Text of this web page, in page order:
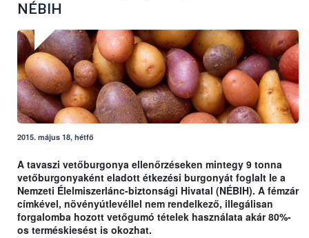
NÉBIH
2015. május 18, hétfő
A tavaszi vetőburgonya ellenőrzéseken mintegy 9 tonna
vetőburgonyaként eladott étkezési burgonyát foglalt le a
Nemzeti Élelmiszerlánc-biztonsági Hivatal (NÉBIH). A fémzár
címkével, növényútlevéllel nem rendelkező, illegálisan
forgalomba hozott vetőgumó tételek használata akár 80%-
os terméskiesést is okozhat.